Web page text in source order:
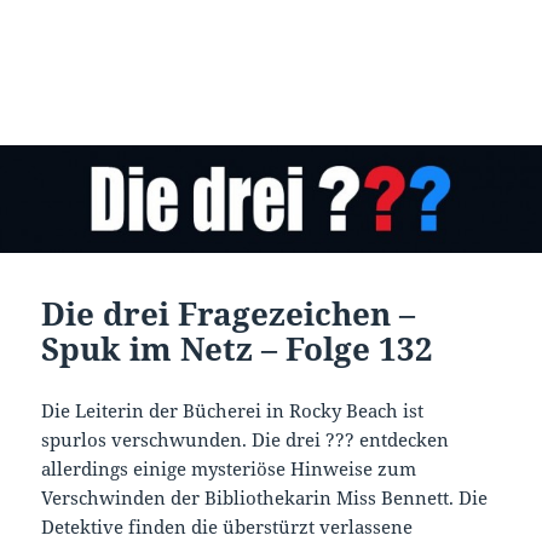
Die drei Fragezeichen –
Spuk im Netz – Folge 132
Die Leiterin der Bücherei in Rocky Beach ist
spurlos verschwunden. Die drei ??? entdecken
allerdings einige mysteriöse Hinweise zum
Verschwinden der Bibliothekarin Miss Bennett. Die
Detektive finden die überstürzt verlassene